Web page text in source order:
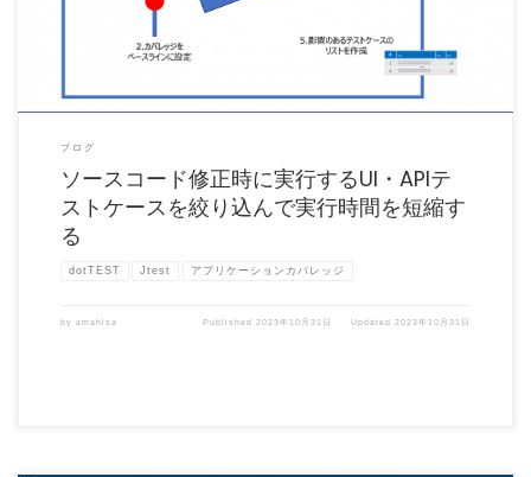
ブログ
ソースコード修正時に実行するUI・APIテ
ストケースを絞り込んで実行時間を短縮す
る
dotTEST Jtest アプリケーションカバレッジ
by amahisa Published 2023年10月31日 Updated 2023年10月31日